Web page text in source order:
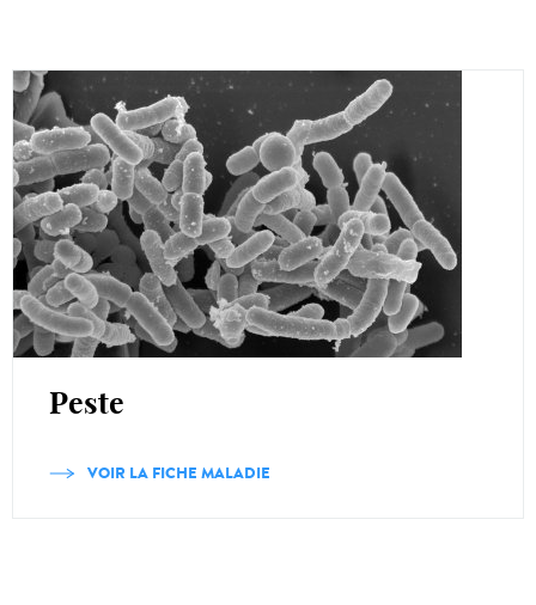
Peste
VOIR LA FICHE MALADIE